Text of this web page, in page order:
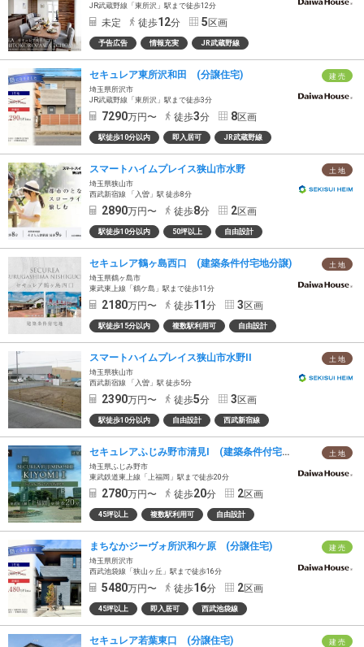
JR武蔵野線「東所沢」駅まで徒歩12分
未定 徒歩12分 5区画
予告広告 情報充実 JR武蔵野線
建 売
セキュレア東所沢和田 (分譲住宅)
埼玉県所沢市
JR武蔵野線「東所沢」駅まで徒歩3分
7290万円〜 徒歩3分 8区画
駅徒歩10分以内 即入居可 JR武蔵野線
土 地
スマートハイムプレイス狭山市水野
埼玉県狭山市
西武新宿線 「入曽」駅 徒歩8分
2890万円〜 徒歩8分 2区画
駅徒歩10分以内 50坪以上 自由設計
土 地
セキュレア鶴ヶ島西口 (建築条件付宅地分譲)
埼玉県鶴ヶ島市
東武東上線「鶴ケ島」駅まで徒歩11分
2180万円〜 徒歩11 分 3区画
駅徒歩15分以内 複数駅利用可 自由設計
土 地
スマートハイムプレイス狭山市水野II
埼玉県狭山市
西武新宿線 「入曽」駅 徒歩5分
2390万円〜 徒歩5分 3区画
駅徒歩10分以内 自由設計 西武新宿線
土 地
セキュレアふじみ野市清見I (建築条件付宅地分譲)
埼玉県ふじみ野市
東武鉄道東上線「上福岡」駅まで徒歩20分
2780万円〜 徒歩20分 2区画
45坪以上 複数駅利用可 自由設計
建 売
まちなかジーヴォ所沢和ケ原 (分譲住宅)
埼玉県所沢市
西武池袋線「狭山ヶ丘」駅まで徒歩16分
5480万円〜 徒歩16分 2区画
45坪以上 即入居可 西武池袋線
建 売
セキュレア若葉東口 (分譲住宅)